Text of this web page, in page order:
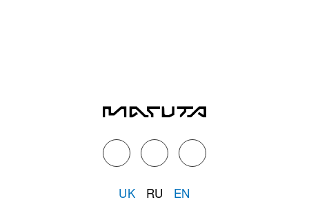
UK RU EN